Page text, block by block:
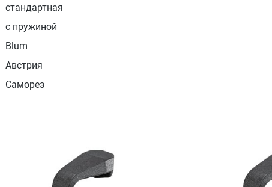
стандартная
с пружиной
Blum
Австрия
Саморез